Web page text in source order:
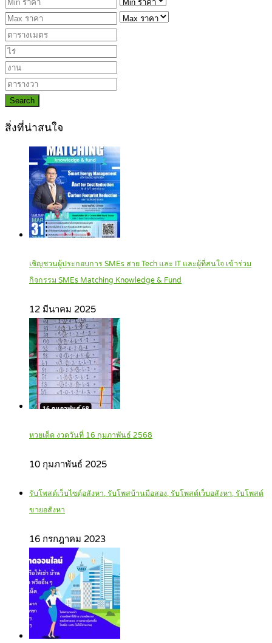
Search
สิ่งที่น่าสนใจ
เชิญชวนผู้ประกอบการ SMEs สาย Tech และ IT และผู้ที่สนใจ เข้าร่วม
กิจกรรม SMEs Matching Knowledge & Fund
12 มีนาคม 2025
หวยเด็ด งวดวันที่ 16 กุมภาพันธ์ 2568
10 กุมภาพันธ์ 2025
รับโพสต์เว็บไซตฺ์อสังหา, รับโพสบ้านมือสอง, รับโพสต์เว็บอสังหา, รับโพสต์
ขายอสังหา
16 กรกฎาคม 2023